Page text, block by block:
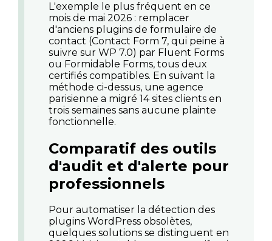
L'exemple le plus fréquent en ce
mois de mai 2026 : remplacer
d'anciens plugins de formulaire de
contact (Contact Form 7, qui peine à
suivre sur WP 7.0) par Fluent Forms
ou Formidable Forms, tous deux
certifiés compatibles. En suivant la
méthode ci-dessus, une agence
parisienne a migré 14 sites clients en
trois semaines sans aucune plainte
fonctionnelle.
Comparatif des outils
d'audit et d'alerte pour
professionnels
Pour automatiser la détection des
plugins WordPress obsolètes,
quelques solutions se distinguent en